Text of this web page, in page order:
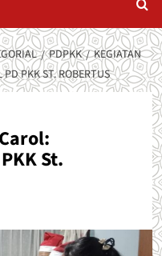
PDPKK
KEGIATAN
PKK ST. ROBERTUS
St.